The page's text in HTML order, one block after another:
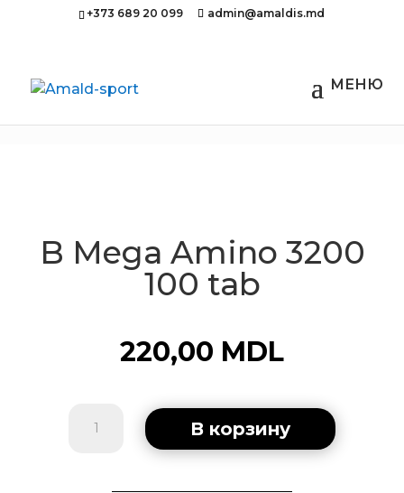
+373 689 20 099 admin@amaldis.md
Главная/Спортивное питание
/ B Mega
B Mega Amino 3200
100 tab
220,00 MDL
Количество
В корзину